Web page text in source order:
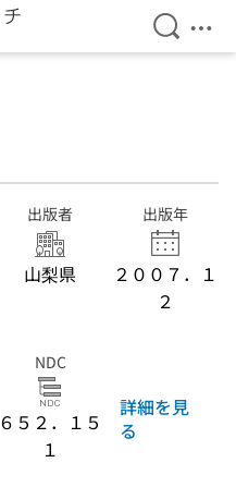
検索を
メ
出版者
山梨県
出版年
２００７．１
２
NDC
６５２．１５
１
詳細を見
る